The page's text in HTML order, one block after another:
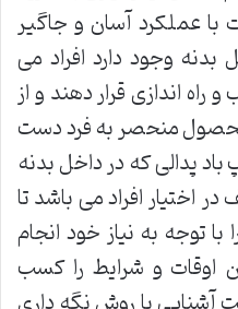
عملکرد آسان و جاگیر
وجود دارد افراد می
اندازی قرار دهند و از
منحصر به فرد دست
پدالی که در داخل بدنه
اختیار افراد می باشد تا
توجه به نیاز خود انجام
اوقات و شرایط را کسب